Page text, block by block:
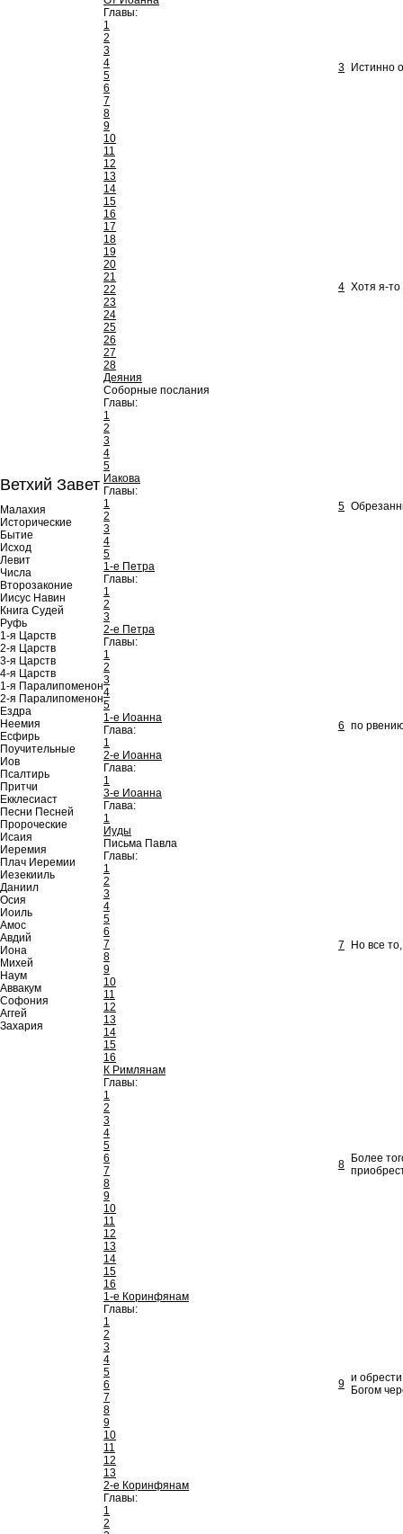
Ветхий Завет
Малахия
Исторические
Бытие
Исход
Левит
Числа
Второзаконие
Иисус Навин
Книга Судей
Руфь
1-я Царств
2-я Царств
3-я Царств
4-я Царств
1-я Паралипоменон
2-я Паралипоменон
Ездра
Неемия
Есфирь
Поучительные
Иов
Псалтирь
Притчи
Екклесиаст
Песни Песней
Пророческие
Исаия
Иеремия
Плач Иеремии
Иезекииль
Даниил
Осия
Иоиль
Амос
Авдий
Иона
Михей
Наум
Аввакум
Софония
Аггей
Захария
Главы:
1
2
3
4
5
6
7
8
9
10
11
12
13
14
15
16
17
18
19
20
21
22
23
24
25
26
27
28
Деяния
Соборные послания
Главы:
1
2
3
4
5
Иакова
Главы:
1
2
3
4
5
1-е Петра
Главы:
1
2
3
2-е Петра
Главы:
1
2
3
4
5
1-е Иоанна
Глава:
1
2-е Иоанна
Глава:
1
3-е Иоанна
Глава:
1
Иуды
Письма Павла
Главы:
1
2
3
4
5
6
7
8
9
10
11
12
13
14
15
16
К Римлянам
Главы:
1
2
3
4
5
6
7
8
9
10
11
12
13
14
15
16
1-е Коринфянам
Главы:
1
2
3
4
5
6
7
8
9
10
11
12
13
2-е Коринфянам
Главы:
1
2
3 Истинно
4 Хотя я-то
5
6 по
7 Но все
8
Более
9 и
Богом